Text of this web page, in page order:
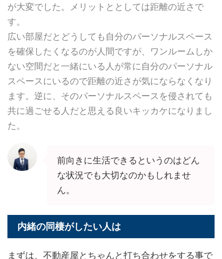
が大変でした。メリットととしては距離の近さで
す。
広い部屋だとどうしても自分のパーソナルスペース
を確保したくなるのが人間ですが、ワンルームしか
ない空間だと一緒にいる人が常に自分のパーソナル
スペースにいるので距離の近さが気にならなくなり
ます。逆に、そのパーソナルスペースを侵されても
共に過ごせる人だと思える良いキッカケになりまし
た。
前向きに生活できるというのはどん
な状況でも大切なのかもしれませ
ん。
内緒の同棲がしたい人は
まずは、不動産屋とちゃんと打ち合わせをする事で